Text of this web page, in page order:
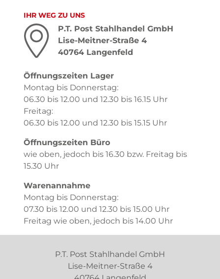
IHR WEG ZU UNS
P.T. Post Stahlhandel GmbH
Lise-Meitner-Straße 4
40764 Langenfeld
Öffnungszeiten Lager
Montag bis Donnerstag:
06.30 bis 12.00 und 12.30 bis 16.15 Uhr
Freitag:
06.30 bis 12.00 und 12.30 bis 15.15 Uhr
Öffnungszeiten Büro
wie oben, jedoch bis 16.30 bzw. Freitag bis
15.30 Uhr
Warenannahme
Montag bis Donnerstag:
07.30 bis 12.00 und 12.30 bis 15.00 Uhr
Freitag wie oben, jedoch bis 14.00 Uhr
P.T. Post Stahlhandel GmbH
Lise-Meitner-Straße 4